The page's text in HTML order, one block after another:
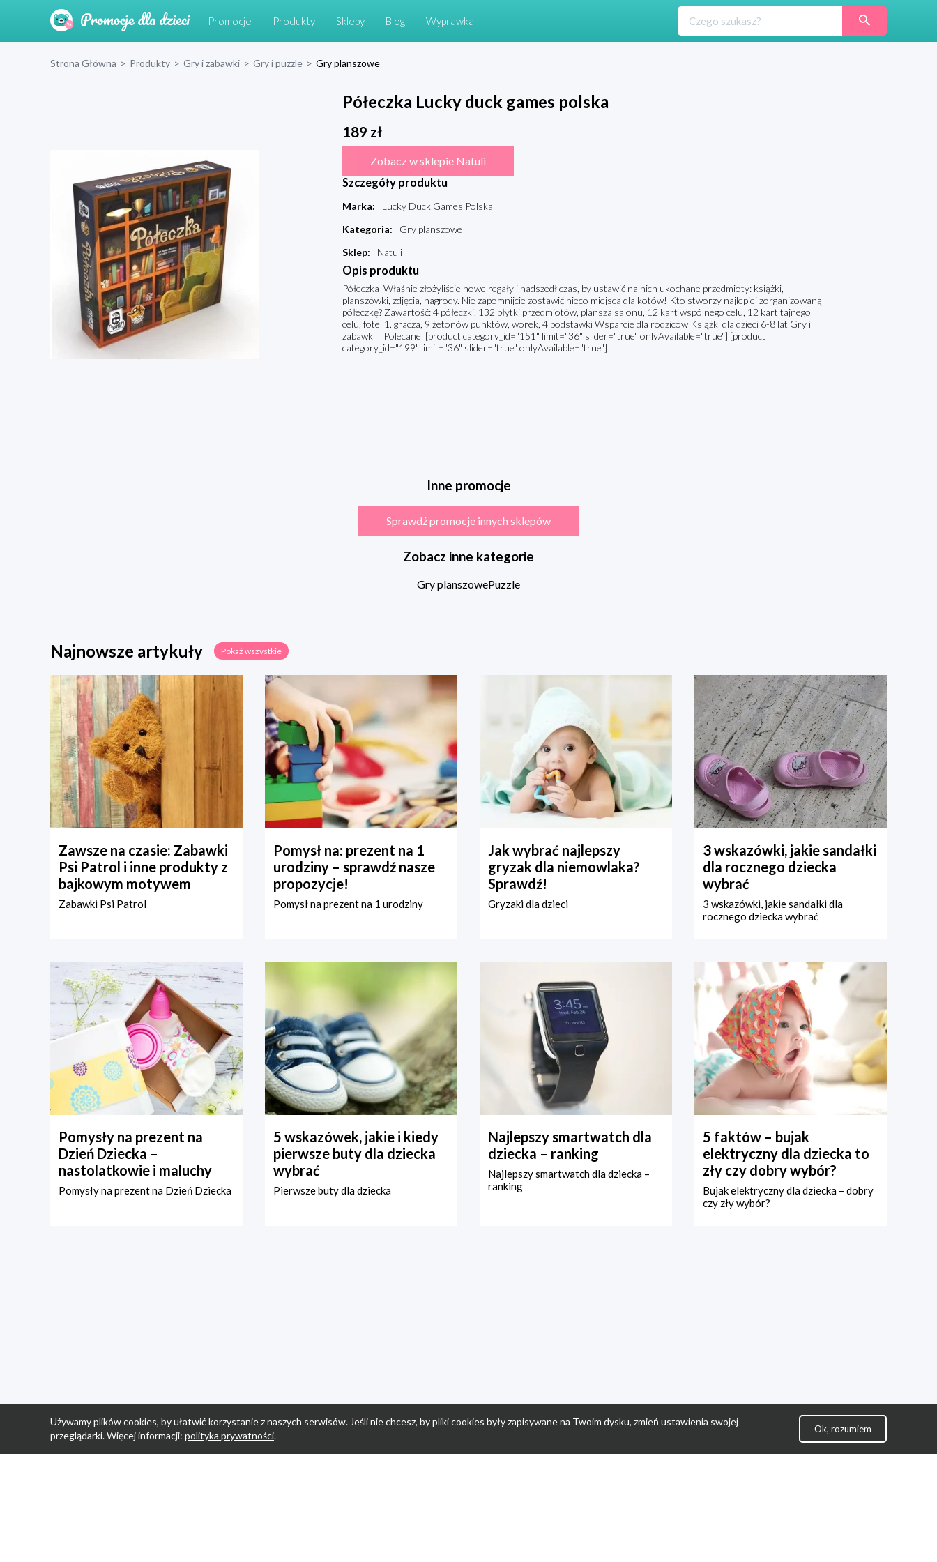
Promocje Produkty Sklepy Blog Wyprawka
Strona Główna > Produkty > Gry i zabawki > Gry i puzzle > Gry planszowe
Półeczka Lucky duck games polska
189 zł
Zobacz w sklepie Natuli
Szczegóły produktu
Marka:
Lucky Duck Games Polska
Kategoria:
Gry planszowe
Sklep: Natuli
Opis produktu
Półeczka Właśnie złożyliście nowe regały i nadszedł czas, by ustawić na nich ukochane przedmioty: książki,
planszówki, zdjęcia, nagrody. Nie zapomnijcie zostawić nieco miejsca dla kotów! Kto stworzy najlepiej zorganizowaną
półeczkę? Zawartość: 4 półeczki, 132 płytki przedmiotów, plansza salonu, 12 kart wspólnego celu, 12 kart tajnego
celu, fotel 1. gracza, 9 żetonów punktów, worek, 4 podstawki Wsparcie dla rodziców Książki dla dzieci 6-8 lat Gry i
zabawki Polecane [product category_id="151" limit="36" slider="true" onlyAvailable="true"] [product
category_id="199" limit="36" slider="true" onlyAvailable="true"]
Inne promocje
Sprawdź promocje innych sklepów
Zobacz inne kategorie
Gry planszowePuzzle
Najnowsze artykuły Pokaż wszystkie
Zawsze na czasie: Zabawki
Psi Patrol i inne produkty z
bajkowym motywem
Zabawki Psi Patrol
Pomysł na: prezent na 1
urodziny – sprawdź nasze
propozycje!
Pomysł na prezent na 1 urodziny
Jak wybrać najlepszy
gryzak dla niemowlaka?
Sprawdź!
Gryzaki dla dzieci
3 wskazówki, jakie sandałki
dla rocznego dziecka
wybrać
3 wskazówki, jakie sandałki dla
rocznego dziecka wybrać
Pomysły na prezent na
Dzień Dziecka –
nastolatkowie i maluchy
Pomysły na prezent na Dzień Dziecka
5 wskazówek, jakie i kiedy
pierwsze buty dla dziecka
wybrać
Pierwsze buty dla dziecka
Najlepszy smartwatch dla
dziecka – ranking
Najlepszy smartwatch dla dziecka –
ranking
5 faktów – bujak
elektryczny dla dziecka to
zły czy dobry wybór?
Bujak elektryczny dla dziecka – dobry
czy zły wybór?
Używamy plików cookies, by ułatwić korzystanie z naszych serwisów. Jeśli nie chcesz, by pliki cookies były zapisywane na Twoim dysku, zmień ustawienia swojej
przeglądarki. Więcej informacji: polityka prywatności.
Ok, rozumiem